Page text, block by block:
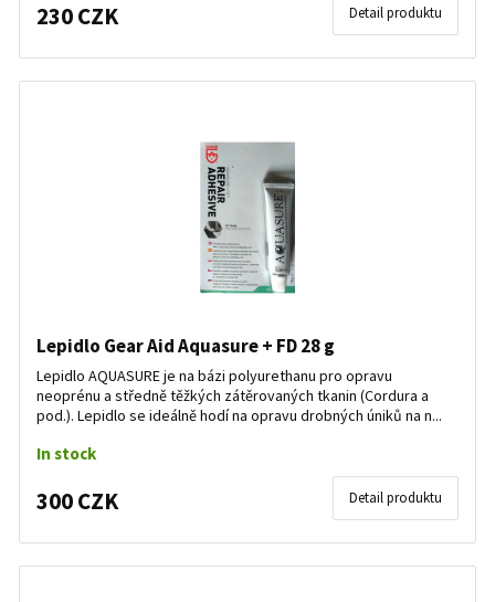
230 CZK Detail produktu
Lepidlo Gear Aid Aquasure + FD 28 g
Lepidlo AQUASURE je na bázi polyurethanu pro opravu
neoprénu a středně těžkých zátěrovaných tkanin (Cordura a
pod.). Lepidlo se ideálně hodí na opravu drobných úniků na n...
In stock
300 CZK Detail produktu